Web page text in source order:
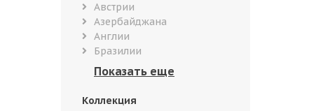
Австрии
Азербайджана
Англии
Бразилии
Коллекция